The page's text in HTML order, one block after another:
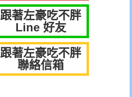
跟著左豪吃不胖
Line 好友
跟著左豪吃不胖
聯絡信箱